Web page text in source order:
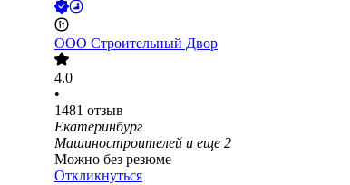
ООО Строительный Двор
4.0
•
1481 отзыв
Екатеринбург
Машиностроителей и еще 2
Можно без резюме
Откликнуться